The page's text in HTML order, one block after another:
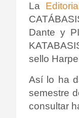
La
Dante y
sello
Así lo ha
semestre
consultar